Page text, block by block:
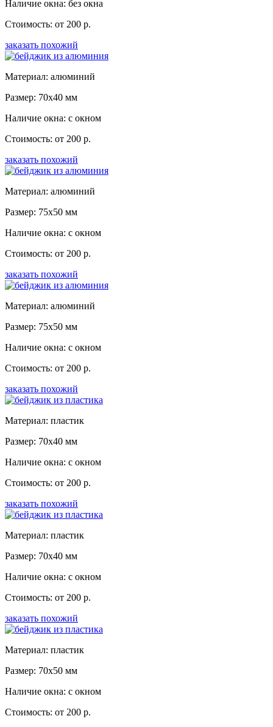
Наличие окна: без окна
Стоимость: от 200 р.
заказать похожий
Материал: алюминий
Размер: 70x40 мм
Наличие окна: с окном
Стоимость: от 200 р.
заказать похожий
Материал: алюминий
Размер: 75x50 мм
Наличие окна: с окном
Стоимость: от 200 р.
заказать похожий
Материал: алюминий
Размер: 75x50 мм
Наличие окна: с окном
Стоимость: от 200 р.
заказать похожий
Материал: пластик
Размер: 70x40 мм
Наличие окна: с окном
Стоимость: от 200 р.
заказать похожий
Материал: пластик
Размер: 70x40 мм
Наличие окна: с окном
Стоимость: от 200 р.
заказать похожий
Материал: пластик
Размер: 70x50 мм
Наличие окна: с окном
Стоимость: от 200 р.